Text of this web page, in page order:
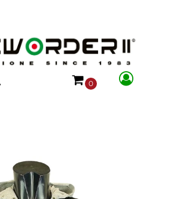
0